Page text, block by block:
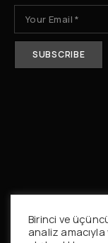
Birinci ve
analiz amacıyla